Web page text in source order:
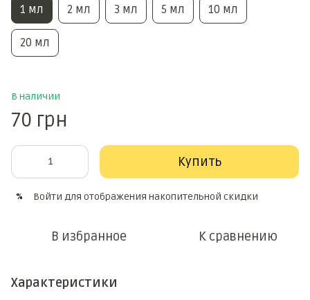
1 мл 2 мл 3 мл 5 мл 10 мл
20 мл
В наличии
70 грн
Купить
% Войти для отображения накопительной скидки
В избранное К сравнению
Характеристики